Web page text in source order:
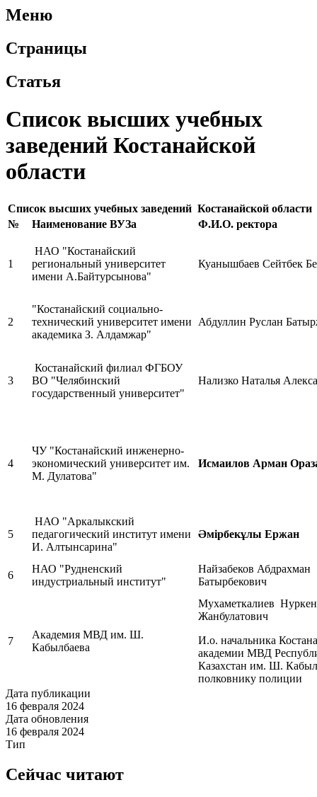
Меню
Страницы
Статья
Список высших учебных
заведений Костанайской
области
Список высших учебных заведений Костанайской области
№
Наименование ВУЗа Ф.И.О. ректора
1
НАО "Костанайский
региональный университет
имени А.Байтурсынова"
Куанышбаев Сейтбек
2
"Костанайский социально-
технический университет имени
академика З. Алдамжар"
Абдуллин Руслан
3
Костанайский филиал ФГБОУ
ВО "Челябинский
государственный университет"
Нализко Наталья
4
ЧУ "Костанайский инженерно-
экономический университет им.
М. Дулатова"
Исмаилов Арман
5
НАО "Аркалыкский
педагогический институт имени
И. Алтынсарина"
Әмірбекұлы Ержан
6
НАО "Рудненский
индустриальный институт"
Найзабеков Абдрахман
Батырбекович
7
Академия МВД им. Ш.
Кабылбаева
Мухаметкалиев Нуркен
Жанбулатович
И.о. начальника
академии МВД
Казахстан им. Ш.
полковнику полиции
Дата публикации
16 февраля 2024
Дата обновления
16 февраля 2024
Тип
Сейчас читают